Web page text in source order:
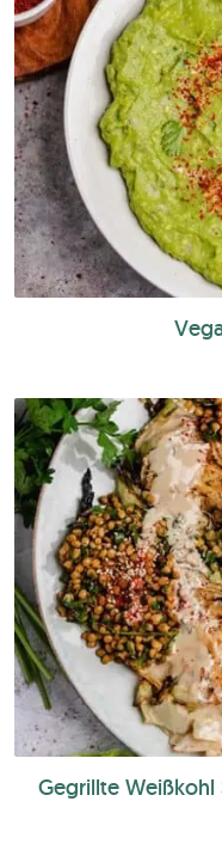
Gegrillte Weißkohl